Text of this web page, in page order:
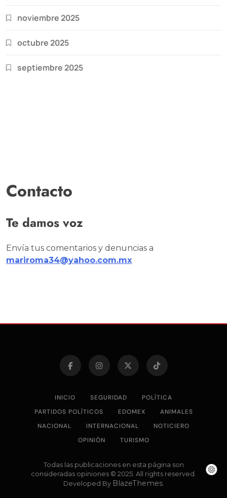
noviembre 2025
octubre 2025
septiembre 2025
Contacto
Te damos voz
Envía tus comentarios y denuncias a
mariroma34@yahoo.com.mx
INICIO SEGURIDAD
POLÍTICA
PARTIDOS POLÍTICOS
EDOMEX
ANIMALES
NACIONAL
INTERNACIONAL
NOTICIERO
OPINIÓN
TURISMO
Todas las publicaciones en esta página son
consideradas opiniones © 2025. All rights reserved.
Developed By BlazeThemes.